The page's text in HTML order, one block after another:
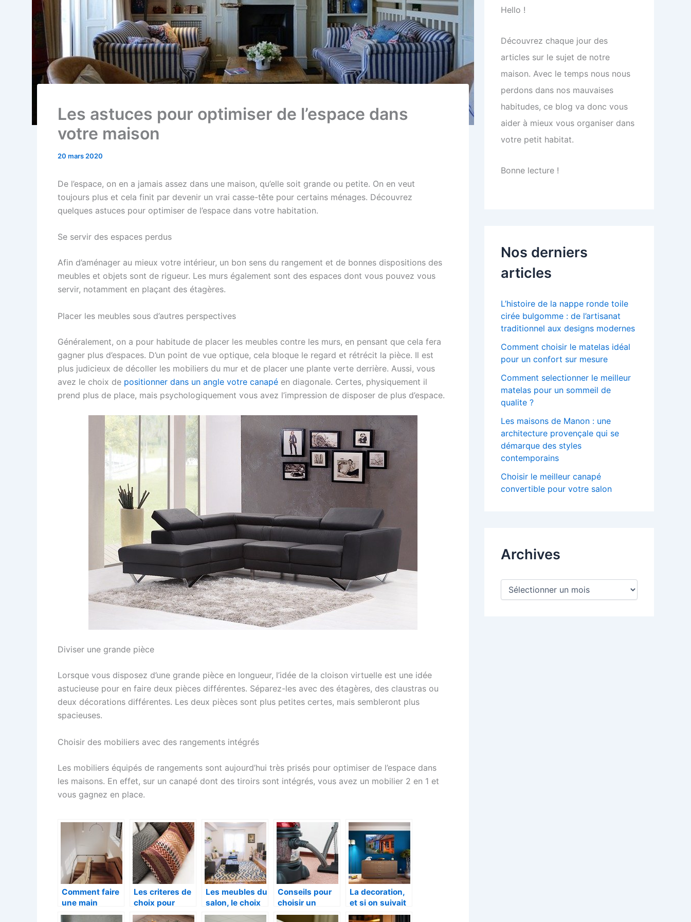
Les astuces pour optimiser de l’espace dans
votre maison
20 mars 2020
De l’espace, on en a jamais assez dans une maison, qu’elle soit grande ou petite. On en veut
toujours plus et cela finit par devenir un vrai casse-tête pour certains ménages. Découvrez
quelques astuces pour optimiser de l’espace dans votre habitation.
Se servir des espaces perdus
Afin d’aménager au mieux votre intérieur, un bon sens du rangement et de bonnes dispositions des
meubles et objets sont de rigueur. Les murs également sont des espaces dont vous pouvez vous
servir, notamment en plaçant des étagères.
Placer les meubles sous d’autres perspectives
Généralement, on a pour habitude de placer les meubles contre les murs, en pensant que cela fera
gagner plus d’espaces. D’un point de vue optique, cela bloque le regard et rétrécit la pièce. Il est
plus judicieux de décoller les mobiliers du mur et de placer une plante verte derrière. Aussi, vous
avez le choix de positionner dans un angle votre canapé en diagonale. Certes, physiquement il
prend plus de place, mais psychologiquement vous avez l’impression de disposer de plus d’espace.
Diviser une grande pièce
Lorsque vous disposez d’une grande pièce en longueur, l’idée de la cloison virtuelle est une idée
astucieuse pour en faire deux pièces différentes. Séparez-les avec des étagères, des claustras ou
deux décorations différentes. Les deux pièces sont plus petites certes, mais sembleront plus
spacieuses.
Choisir des mobiliers avec des rangements intégrés
Les mobiliers équipés de rangements sont aujourd’hui très prisés pour optimiser de l’espace dans
les maisons. En effet, sur un canapé dont des tiroirs sont intégrés, vous avez un mobilier 2 en 1 et
vous gagnez en place.
Comment faire
une main
courante
Les criteres de
choix pour
acheter un
Les meubles du
salon, le choix
est important !
Conseils pour
choisir un
meilleur modèle
La decoration,
et si on suivait
les tendances
Hello !
Découvrez chaque jour des
articles sur le sujet de notre
maison. Avec le temps nous nous
perdons dans nos mauvaises
habitudes, ce blog va donc vous
aider à mieux vous organiser dans
votre petit habitat.
Bonne lecture !
Nos derniers
articles
L’histoire de la nappe ronde toile
cirée bulgomme : de l’artisanat
traditionnel aux designs modernes
Comment choisir le matelas idéal
pour un confort sur mesure
Comment selectionner le meilleur
matelas pour un sommeil de
qualite ?
Les maisons de Manon : une
architecture provençale qui se
démarque des styles
contemporains
Choisir le meilleur canapé
convertible pour votre salon
Archives
A